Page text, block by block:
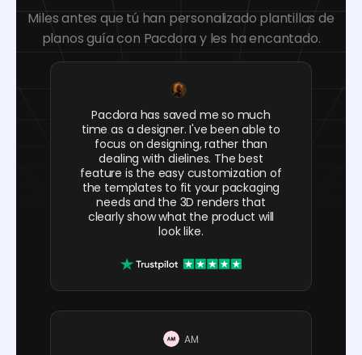
Miles antes que tú han personalizado plantillas de
planos guía con Pacdora y les ha encantado.
Pacdora has saved me so much
time as a designer. I've been able to
focus on designing, rather than
dealing with dielines. The best
feature is the easy customization of
the templates to fit your packaging
needs and the 3D renders that
clearly show what the product will
look like.
AM